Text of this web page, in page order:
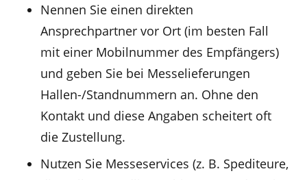
Nennen Sie einen direkten
Ansprechpartner vor Ort (im besten Fall
mit einer Mobilnummer des Empfängers)
und geben Sie bei Messelieferungen
Hallen-/Standnummern an. Ohne den
Kontakt und diese Angaben scheitert oft
die Zustellung.
Nutzen Sie Messeservices (z. B. Spediteure,